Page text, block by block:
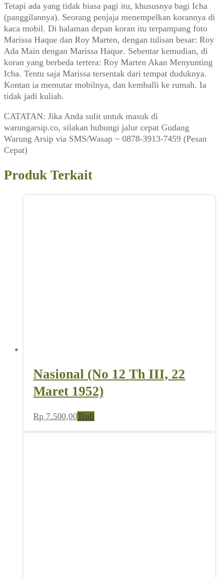
Tetapi ada yang tidak biasa pagi itu, khususnya bagi Icha
(panggilannya). Seorang penjaja menempelkan korannya di
kaca mobil. Di halaman depan koran itu terpampang foto
Marissa Haque dan Roy Marten, dengan tulisan besar: Roy
Ada Main dengan Marissa Haque. Sebentar kemudian, di
koran yang berbeda tertera: Roy Marten Akan Menyunting
Icha. Tentu saja Marissa tersentak dari tempat duduknya.
Kontan ia memutar mobilnya, dan kemballi ke rumah. Ia
tidak jadi kuliah.
CATATAN: Jika Anda sulit untuk masuk di
warungarsip.co, silakan hubungi jalur cepat Gudang
Warung Arsip via SMS/Wasap ~ 0878-3913-7459 (Pesan
Cepat)
Produk Terkait
Nasional (No 12 Th III, 22
Maret 1952)
Rp 7.500,00Troli